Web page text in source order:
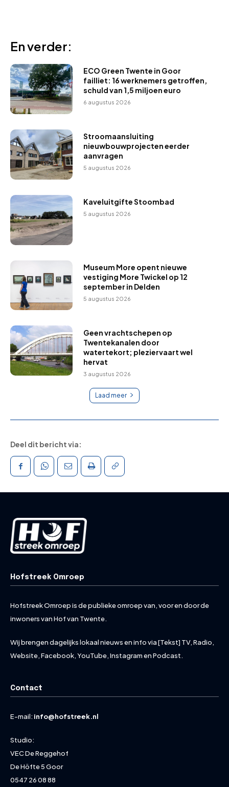
En verder:
ECO Green Twente in Goor
failliet: 16 werknemers getroffen,
schuld van 1,5 miljoen euro
6 augustus 2026
Stroomaansluiting
nieuwbouwprojecten eerder
aanvragen
5 augustus 2026
Kaveluitgifte Stoombad
5 augustus 2026
Museum More opent nieuwe
vestiging More Twickel op 12
september in Delden
5 augustus 2026
Geen vrachtschepen op
Twentekanalen door
watertekort; pleziervaart wel
hervat
3 augustus 2026
Laad meer
Deel dit bericht via:
Hofstreek Omroep
Hofstreek Omroep is de publieke omroep van, voor en door de
inwoners van Hof van Twente.
Wij brengen dagelijks lokaal nieuws en info via [Tekst] TV, Radio,
Website, Facebook, YouTube, Instagram en Podcast.
Contact
E-mail: info@hofstreek.nl
Studio:
VEC De Reggehof
De Höfte 5 Goor
0547 26 08 88